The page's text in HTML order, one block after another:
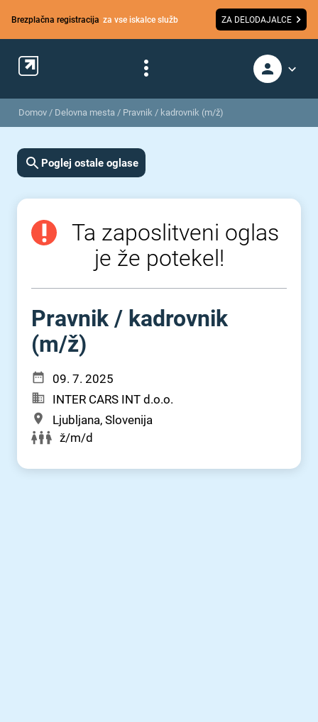
Brezplačna registracija za vse iskalce služb ZA DELODAJALCE
Domov / Delovna mesta / Pravnik / kadrovnik (m/ž)
Poglej ostale oglase
Ta zaposlitveni oglas
je že potekel!
Pravnik ⁠/⁠ kadrovnik
(m⁠/⁠ž)
09. 7. 2025
INTER CARS INT d.o.o.
Ljubljana, Slovenija
ž/m/d